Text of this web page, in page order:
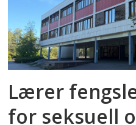
Lærer
for seksuell